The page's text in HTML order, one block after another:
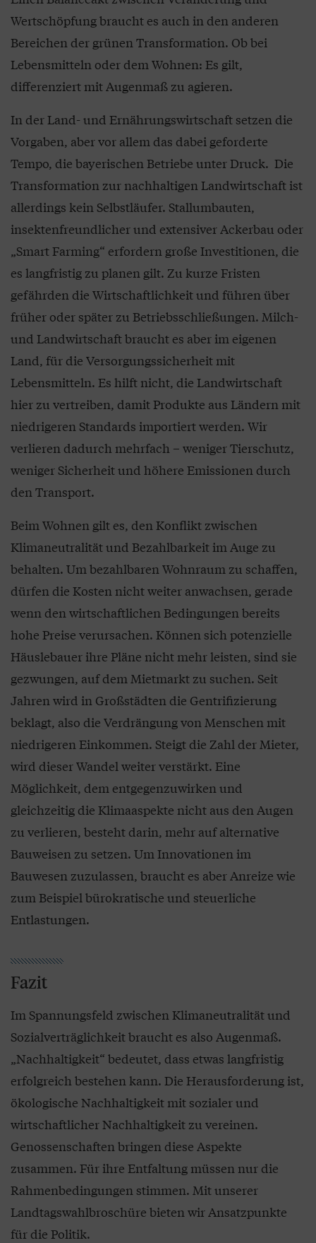
Wertschöpfung braucht es auch in den anderen
Bereichen der grünen Transformation. Ob bei
Lebensmitteln oder dem Wohnen: Es gilt,
differenziert mit Augenmaß zu agieren.
In der Land- und Ernährungswirtschaft setzen die
Vorgaben, aber vor allem das dabei geforderte
Tempo, die bayerischen Betriebe unter Druck. Die
Transformation zur nachhaltigen Landwirtschaft ist
allerdings kein Selbstläufer. Stallumbauten,
insektenfreundlicher und extensiver Ackerbau oder
„Smart Farming“ erfordern große Investitionen, die
es langfristig zu planen gilt. Zu kurze Fristen
gefährden die Wirtschaftlichkeit und führen über
früher oder später zu Betriebsschließungen. Milch-
und Landwirtschaft braucht es aber im eigenen
Land, für die Versorgungssicherheit mit
Lebensmitteln. Es hilft nicht, die Landwirtschaft
hier zu vertreiben, damit Produkte aus Ländern mit
niedrigeren Standards importiert werden. Wir
verlieren dadurch mehrfach – weniger Tierschutz,
weniger Sicherheit und höhere Emissionen durch
den Transport.
Beim Wohnen gilt es, den Konflikt zwischen
Klimaneutralität und Bezahlbarkeit im Auge zu
behalten. Um bezahlbaren Wohnraum zu schaffen,
dürfen die Kosten nicht weiter anwachsen, gerade
wenn den wirtschaftlichen Bedingungen bereits
hohe Preise verursachen. Können sich potenzielle
Häuslebauer ihre Pläne nicht mehr leisten, sind sie
gezwungen, auf dem Mietmarkt zu suchen. Seit
Jahren wird in Großstädten die Gentrifizierung
beklagt, also die Verdrängung von Menschen mit
niedrigeren Einkommen. Steigt die Zahl der Mieter,
wird dieser Wandel weiter verstärkt. Eine
Möglichkeit, dem entgegenzuwirken und
gleichzeitig die Klimaaspekte nicht aus den Augen
zu verlieren, besteht darin, mehr auf alternative
Bauweisen zu setzen. Um Innovationen im
Bauwesen zuzulassen, braucht es aber Anreize wie
zum Beispiel bürokratische und steuerliche
Entlastungen.
Fazit
Im Spannungsfeld zwischen Klimaneutralität und
Sozialverträglichkeit braucht es also Augenmaß.
„Nachhaltigkeit“ bedeutet, dass etwas langfristig
erfolgreich bestehen kann. Die Herausforderung ist,
ökologische Nachhaltigkeit mit sozialer und
wirtschaftlicher Nachhaltigkeit zu vereinen.
Genossenschaften bringen diese Aspekte
zusammen. Für ihre Entfaltung müssen nur die
Rahmenbedingungen stimmen. Mit unserer
Landtagswahlbroschüre bieten wir Ansatzpunkte
für die Politik.